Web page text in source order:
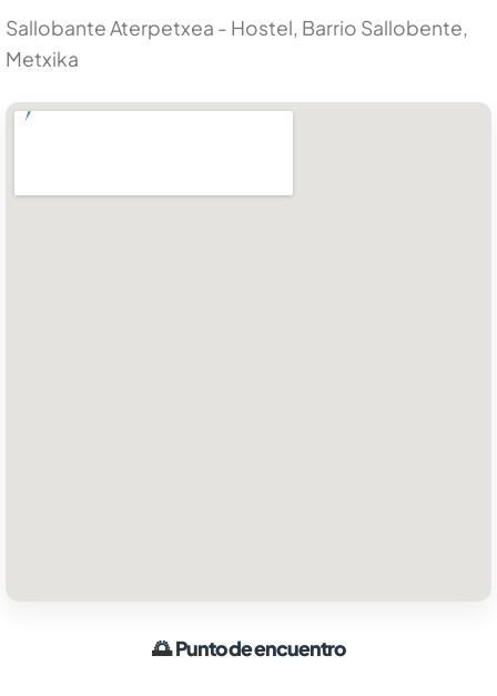
Sallobante Aterpetxea - Hostel, Barrio Sallobente,
Metxika
🌅Punto de encuentro